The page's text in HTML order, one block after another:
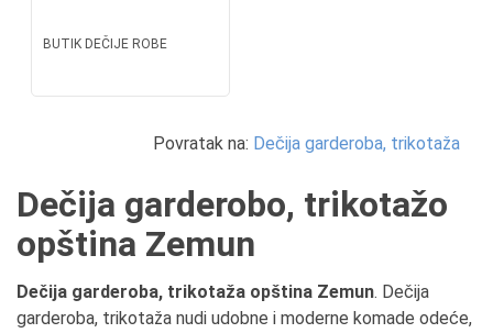
BUTIK DEČIJE ROBE
Povratak na: Dečija garderoba, trikotaža
Dečija garderobo, trikotažo
opština Zemun
Dečija garderoba, trikotaža opština Zemun. Dečija
garderoba, trikotaža nudi udobne i moderne komade odeće,